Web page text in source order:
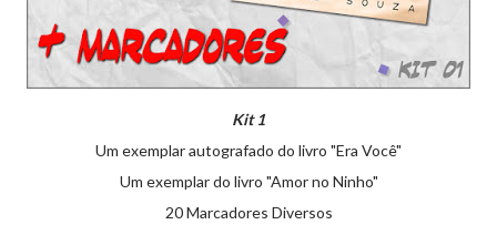
Kit 1
Um exemplar autografado do livro "Era Você"
Um exemplar do livro "Amor no Ninho"
20 Marcadores Diversos